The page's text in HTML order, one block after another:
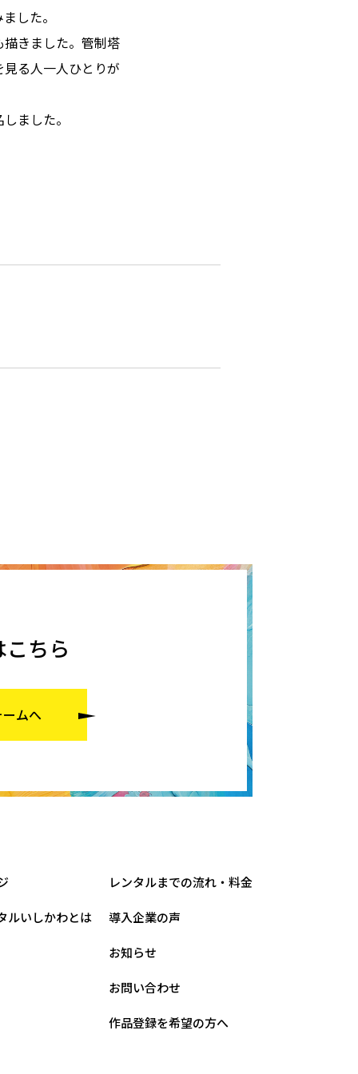
した。
きました。管制塔
る人一人ひとりが
ました。
ちら
ムへ
ルいしかわとは
レンタルまでの流れ・料金
導入企業の声
お知らせ
お問い合わせ
作品登録を希望の方へ